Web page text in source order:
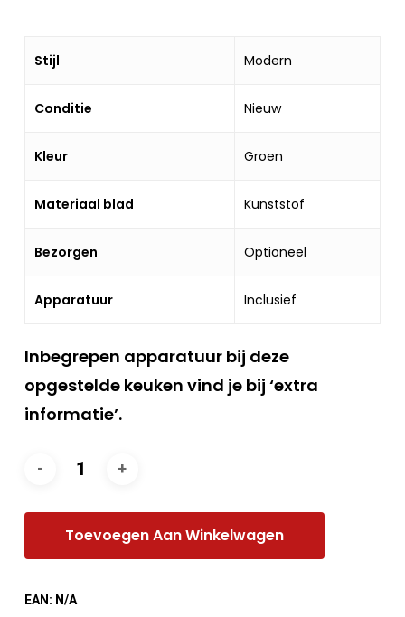
Stijl Modern
Conditie Nieuw
Kleur Groen
Materiaal blad Kunststof
Bezorgen Optioneel
Apparatuur Inclusief
Inbegrepen apparatuur bij deze
opgestelde keuken vind je bij ‘extra
informatie’.
Toevoegen Aan Winkelwagen
EAN: N/A